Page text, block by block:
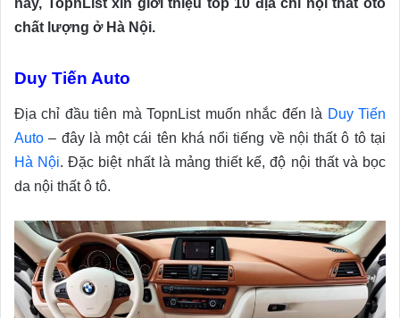
chất lượng ở Hà Nội.
Duy Tiến Auto
Địa chỉ đầu tiên mà TopnList muốn nhắc đến là Duy Tiến
Auto – đây là một cái tên khá nổi tiếng về nội thất ô tô tại
Hà Nội. Đặc biệt nhất là mảng thiết kế, độ nội thất và bọc
da nội thất ô tô.